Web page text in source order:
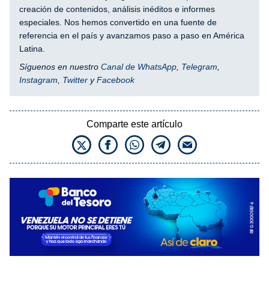
creación de contenidos, análisis inéditos e informes
especiales. Nos hemos convertido en una fuente de
referencia en el país y avanzamos paso a paso en América
Latina.
Síguenos en nuestro Canal de WhatsApp Telegram
Instagram
Twitter yFacebook
Comparte este artículo